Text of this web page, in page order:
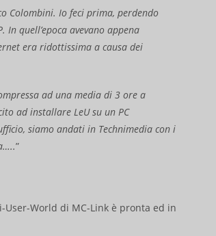
Colombini. Io feci prima, perdendo
quell’epoca avevano appena
era ridottissima a causa dei
ad una media di 3 ore a
ad installare LeU su un PC
siamo andati in Technimedia con i
”
World di MC-Link è pronta ed in